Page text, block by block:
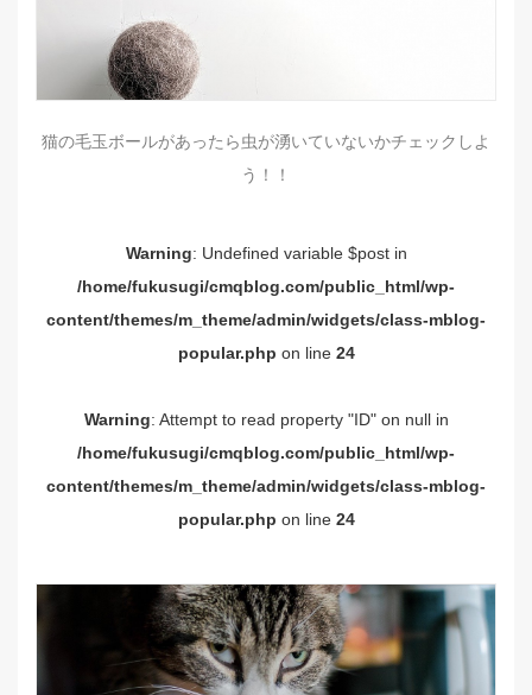
猫の毛玉ボールがあったら虫が湧いていないかチェックしよ
う！！
Warning: Undefined variable $post in
/home/fukusugi/cmqblog.com/public_html/wp-
content/themes/m_theme/admin/widgets/class-mblog-
popular.php on line 24
Warning: Attempt to read property "ID" on null in
/home/fukusugi/cmqblog.com/public_html/wp-
content/themes/m_theme/admin/widgets/class-mblog-
popular.php on line 24